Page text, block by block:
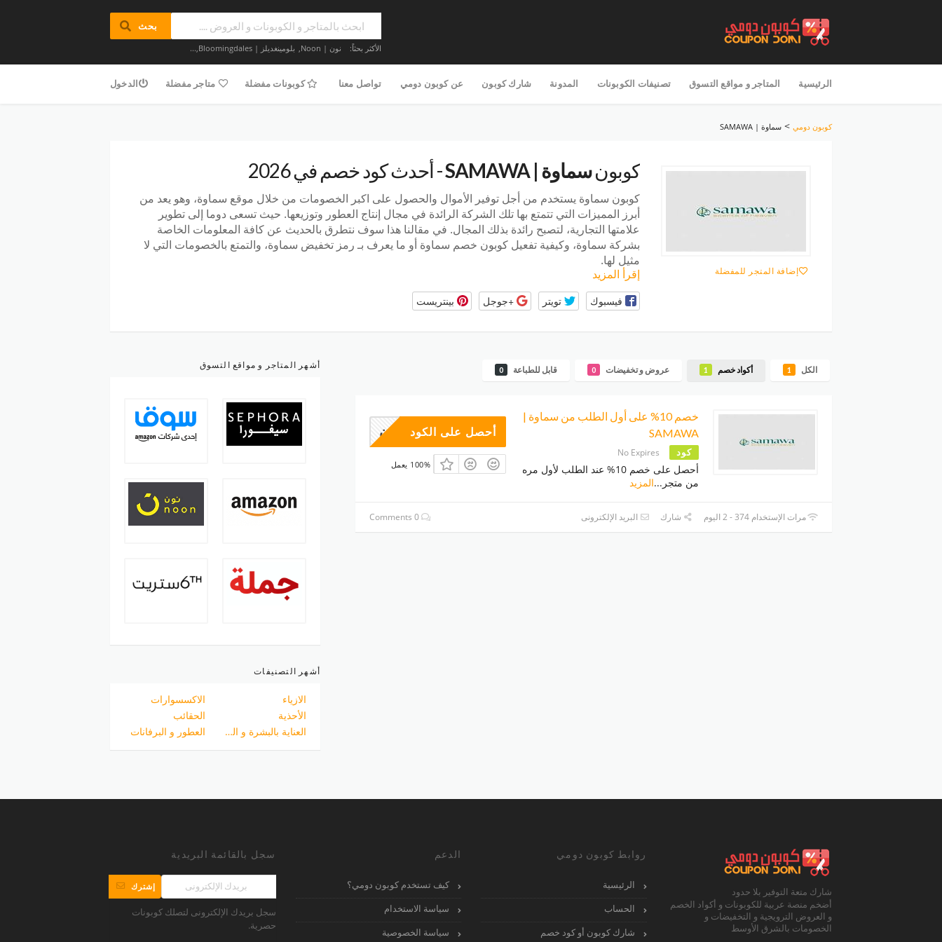
بحث
الأكثر بحثاً: نون | Noon , بلومينغديلز | Bloomingdales ,...
للمحتوى
الرئيسية المتاجر و مواقع التسوق تصنيفات الكوبونات المدونة شارك كوبون عن كوبون دومي تواصل معنا كوبونات مفضلة متاجر مفضلة الدخول
كوبون دومي > سماوة | SAMAWA
إضافة المتجر للمفضلة
كوبونسماوة | SAMAWA - أحدث كود خصم في 2026
كوبون سماوة يستخدم من أجل توفير الأموال والحصول على اكبر الخصومات من خلال موقع سماوة، وهو يعد من
أبرز المميزات التي تتمتع بها تلك الشركة الرائدة في مجال إنتاج العطور وتوزيعها. حيث تسعى دوما إلى تطوير
علامتها التجارية، لتصبح رائدة بذلك المجال. في مقالنا هذا سوف نتطرق بالحديث عن كافة المعلومات الخاصة
بشركة سماوة، وكيفية تفعيل كوبون خصم سماوة أو ما يعرف بـ رمز تخفيض سماوة، والتمتع بالخصومات التي لا
مثيل لها.
إقرأ المزيد
فيسبوك تويتر +جوجل بينتريست
الكل 1 أكواد خصم 1 عروض و تخفيضات 0 قابل للطباعة 0
خصم 10% على أول الطلب من سماوة |
SAMAWA
كود No Expires
أحصل على خصم 10% عند الطلب لأول مره
من متجر ...المزيد
وبون أحصل على الكود
100% يعمل
مرات الإستخدام 374 - 2 اليوم شارك البريد الإلكترونى
أشهر المتاجر و مواقع التسوق
أشهر التصنيفات
الازياء
الاكسسوارات
الأحذية
الحقائب
العناية بالبشرة و الجسم
العطور و البرفانات
شارك متعة التوفير بلا حدود
أضخم منصة عربية للكوبونات و أكواد الخصم
و العروض الترويجية و التخفيضات و
الخصومات بالشرق الأوسط
روابط كوبون دومي
الرئيسية
الحساب
شارك كوبون أو كود خصم
الدعم
كيف تستخدم كوبون دومي؟
سياسة الاستخدام
سياسة الخصوصية
سجل بالقائمة البريدية
إشترك
سجل بريدك الإلكترونى لتصلك كوبونات
حصرية.